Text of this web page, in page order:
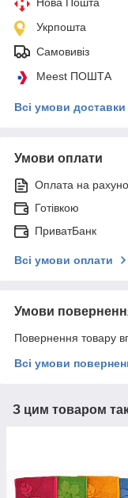
Укрпошта
Самовивіз
Meest ПОШТА
Всі умови доставки
Умови оплати
Оплата на
Готівкою
ПриватБанк
Всі умови оплати
Умови
Повернення товару
Всі умови
З цим товаром